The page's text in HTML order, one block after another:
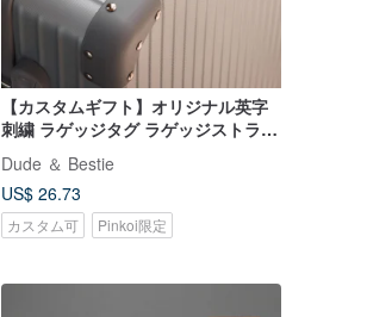
【カスタムギフト】オリジナル英字
刺繍 ラゲッジタグ ラゲッジストラッ
Dude ＆ Bestie
US$ 26.73
カスタム可 Pinkoi限定